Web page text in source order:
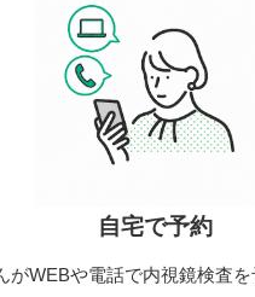
自宅で予約
がWEBや電話で内視鏡検査を